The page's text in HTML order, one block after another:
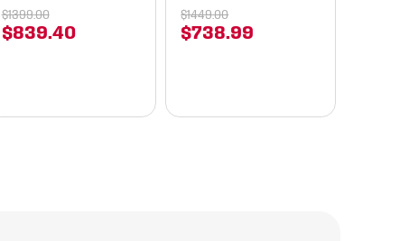
$839 40
$1399.00
$738 99
$1449.00